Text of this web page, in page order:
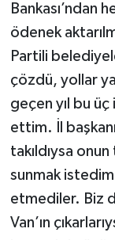
Bankası’ndan
ödenek
Partili
çözdü, yollar
geçen yıl bu
ettim. İl
takıldıysa
sunmak
etmediler. Biz
Van’ın